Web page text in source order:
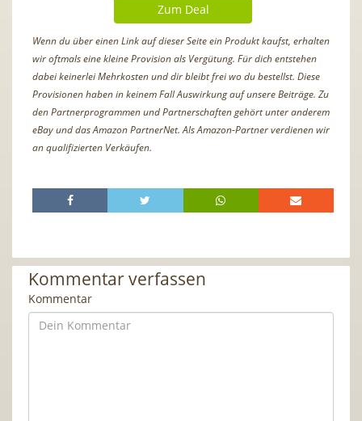
Zum Deal
Wenn du über einen Link auf dieser Seite ein Produkt kaufst, erhalten
wir oftmals eine kleine Provision als Vergütung. Für dich entstehen
dabei keinerlei Mehrkosten und dir bleibt frei wo du bestellst. Diese
Provisionen haben in keinem Fall Auswirkung auf unsere Beiträge. Zu
den Partnerprogrammen und Partnerschaften gehört unter anderem
eBay und das Amazon PartnerNet. Als Amazon-Partner verdienen wir
an qualifizierten Verkäufen.
Kommentar verfassen
Kommentar